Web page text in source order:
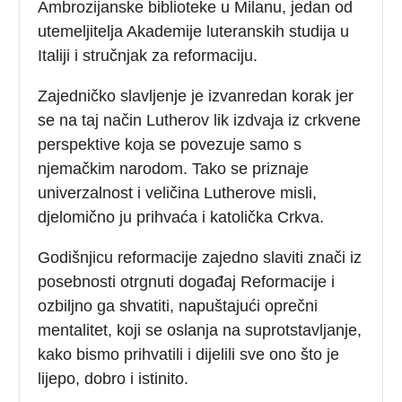
Ambrozijanske biblioteke u Milanu, jedan od
utemeljitelja Akademije luteranskih studija u
Italiji i stručnjak za reformaciju.
Zajedničko slavljenje je izvanredan korak jer
se na taj način Lutherov lik izdvaja iz crkvene
perspektive koja se povezuje samo s
njemačkim narodom. Tako se priznaje
univerzalnost i veličina Lutherove misli,
djelomično ju prihvaća i katolička Crkva.
Godišnjicu reformacije zajedno slaviti znači iz
posebnosti otrgnuti događaj Reformacije i
ozbiljno ga shvatiti, napuštajući oprečni
mentalitet, koji se oslanja na suprotstavljanje,
kako bismo prihvatili i dijelili sve ono što je
lijepo, dobro i istinito.